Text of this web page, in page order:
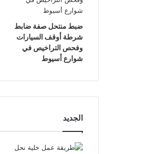
ضبط منتحل صفة ضابط
شرطة أوقف السيارات
وفحص التراخيص في
شوارع أسيوط
الجديد